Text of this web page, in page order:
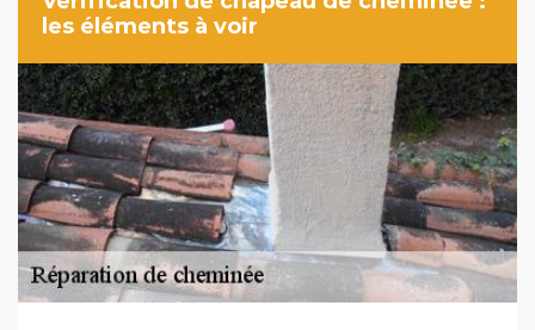
les éléments à voir